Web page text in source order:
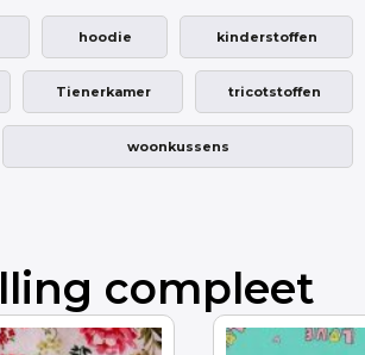
hoodie kinderstoffen
Tienerkamer tricotstoffen
woonkussens
compleet